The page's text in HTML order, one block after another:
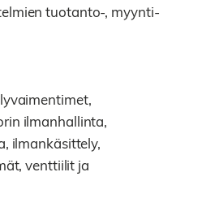
tuotanto-, myynti-
ilmanhallinta,
ilmankäsittely,
venttiilit ja